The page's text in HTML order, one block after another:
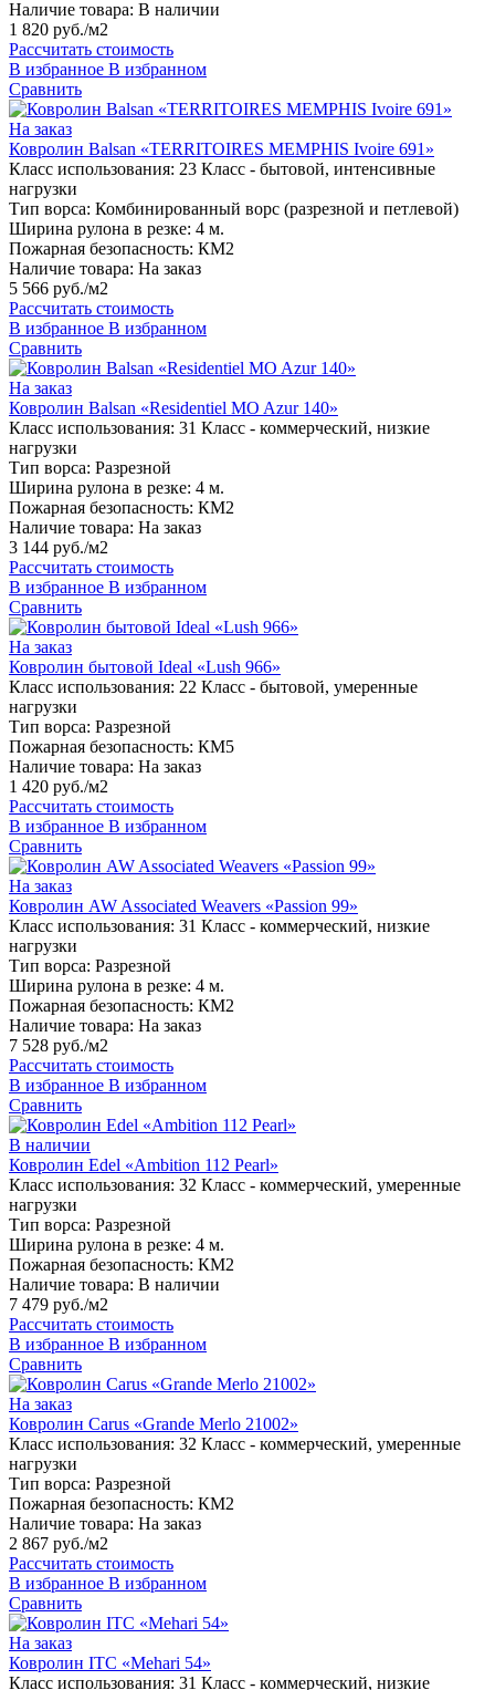
Наличие товара: В наличии
1 820 руб./м2
Рассчитать стоимость
В избранное В избранном
Сравнить
На заказ
Ковролин Balsan «TERRITOIRES MEMPHIS Ivoire 691»
Класс использования: 23 Класс - бытовой, интенсивные
нагрузки
Тип ворса: Комбинированный ворс (разрезной и петлевой)
Ширина рулона в резке: 4 м.
Пожарная безопасность: КМ2
Наличие товара: На заказ
5 566 руб./м2
Рассчитать стоимость
В избранное В избранном
Сравнить
На заказ
Ковролин Balsan «Residentiel MO Azur 140»
Класс использования: 31 Класс - коммерческий, низкие
нагрузки
Тип ворса: Разрезной
Ширина рулона в резке: 4 м.
Пожарная безопасность: КМ2
Наличие товара: На заказ
3 144 руб./м2
Рассчитать стоимость
В избранное В избранном
Сравнить
На заказ
Ковролин бытовой Ideal «Lush 966»
Класс использования: 22 Класс - бытовой, умеренные
нагрузки
Тип ворса: Разрезной
Пожарная безопасность: КМ5
Наличие товара: На заказ
1 420 руб./м2
Рассчитать стоимость
В избранное В избранном
Сравнить
На заказ
Ковролин AW Associated Weavers «Passion 99»
Класс использования: 31 Класс - коммерческий, низкие
нагрузки
Тип ворса: Разрезной
Ширина рулона в резке: 4 м.
Пожарная безопасность: КМ2
Наличие товара: На заказ
7 528 руб./м2
Рассчитать стоимость
В избранное В избранном
Сравнить
В наличии
Ковролин Edel «Ambition 112 Pearl»
Класс использования: 32 Класс - коммерческий, умеренные
нагрузки
Тип ворса: Разрезной
Ширина рулона в резке: 4 м.
Пожарная безопасность: КМ2
Наличие товара: В наличии
7 479 руб./м2
Рассчитать стоимость
В избранное В избранном
Сравнить
На заказ
Ковролин Carus «Grande Merlo 21002»
Класс использования: 32 Класс - коммерческий, умеренные
нагрузки
Тип ворса: Разрезной
Пожарная безопасность: КМ2
Наличие товара: На заказ
2 867 руб./м2
Рассчитать стоимость
В избранное В избранном
Сравнить
На заказ
Ковролин ITC «Mehari 54»
Класс использования: 31 Класс - коммерческий, низкие